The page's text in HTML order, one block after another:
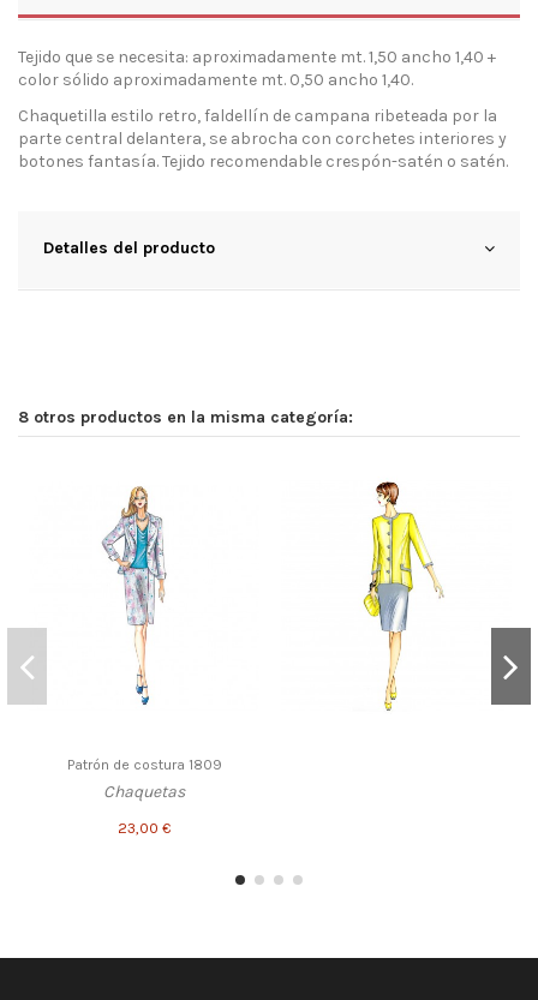
Tejido que se necesita: aproximadamente mt. 1,50 ancho 1,40 +
color sólido aproximadamente mt. 0,50 ancho 1,40.
Chaquetilla estilo retro, faldellín de campana ribeteada por la
parte central delantera, se abrocha con corchetes interiores y
botones fantasía. Tejido recomendable crespón-satén o satén.
Detalles del producto
8 otros productos en la misma categoría:
Patrón de costura 1809
Chaquetas
23,00 €